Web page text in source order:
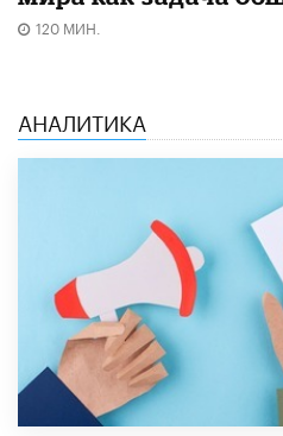
120 МИН.
АНАЛИТИКА